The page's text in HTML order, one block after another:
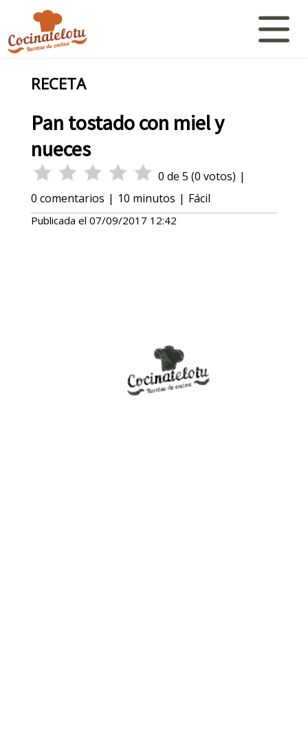
RECETA
Pan tostado con miel y
nueces
0 de 5 (0 votos) |
0 comentarios | 10 minutos | Fácil
Publicada el 07/09/2017 12:42